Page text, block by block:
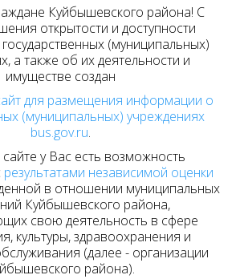
Куйбышевского района! С
открытости и доступности
(муниципальных)
а также об их деятельности и
имуществе создан
для размещения информации о
(муниципальных) учреждениях
bus.gov.ru.
у Вас есть возможность
результатами независимой оценки
в отношении муниципальных
Куйбышевского района,
свою деятельность в сфере
культуры, здравоохранения и
(далее - организации
района).